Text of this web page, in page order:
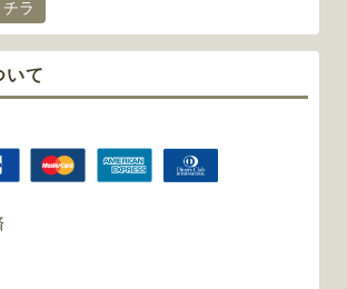
ラ
いて